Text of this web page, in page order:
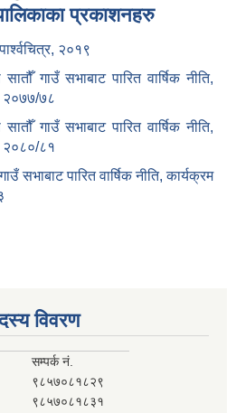
प्रकाशनहरु
२०१९
गाउँ सभाबाट पारित वार्षिक नीति,
२०७७/७८
गाउँ सभाबाट पारित वार्षिक नीति,
२०८०/८१
सभाबाट पारित वार्षिक नीति, कार्यक्रम
विवरण
सम्पर्क नं.
९८५७०८१८२९
९८५७०८१८३१